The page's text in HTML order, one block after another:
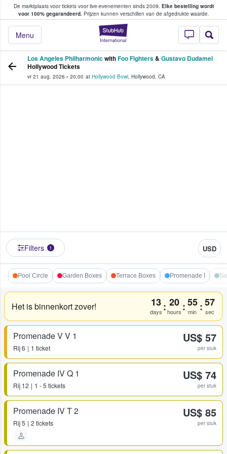
De marktplaats voor tickets voor live-evenementen sinds 2009. Elke bestelling wordt
voor 100% gegarandeerd.Prijzen kunnen verschillen van de afgedrukte waarde.
StubHub: waar
Menu
tickets kopen en verkopen
Los Angeles PhilharmonicwithFoo Fighters& Gustavo Dudamel
Hollywood Tickets
vr 21 aug. 2026 • 20:00 at Hollywood Bowl, Hollywood, CA
Filters 1 USD
Pool Circle Garden Boxes Terrace Boxes Promenade I
Het is binnenkort zover! 13
days : 20
hours :55
min :57
sec
Promenade V V 1
Rij6 1 ticket
US$ 57
per stuk
Promenade IV Q 1
Rij 12 1 - 5 tickets
US$ 74
per stuk
Promenade IV T 2
Rij5 2 tickets
US$ 85
per stuk